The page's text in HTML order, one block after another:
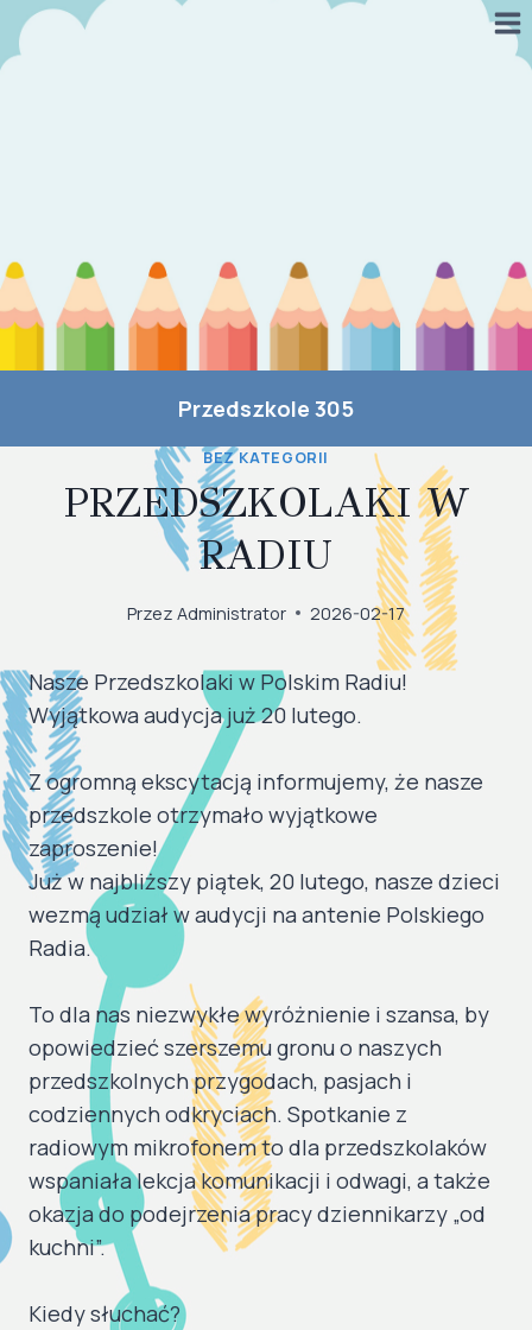
Przejdź
do
Przedszkole 305
BEZ KATEGORII
PRZEDSZKOLAKI W
RADIU
Przez Administrator 2026-02-17
Nasze Przedszkolaki w Polskim Radiu!
Wyjątkowa audycja już 20 lutego.
​Z ogromną ekscytacją informujemy, że nasze
przedszkole otrzymało wyjątkowe
zaproszenie!
Już w najbliższy piątek, 20 lutego, nasze dzieci
wezmą udział w audycji na antenie Polskiego
Radia.
To dla nas niezwykłe wyróżnienie i szansa, by
opowiedzieć szerszemu gronu o naszych
przedszkolnych przygodach, pasjach i
codziennych odkryciach. Spotkanie z
radiowym mikrofonem to dla przedszkolaków
wspaniała lekcja komunikacji i odwagi, a także
okazja do podejrzenia pracy dziennikarzy „od
kuchni”.
​Kiedy słuchać?